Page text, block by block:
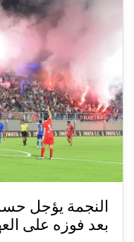
النجمة يؤجل
بعد فوزه على